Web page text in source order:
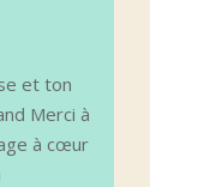
et ton
Merci à
à cœur